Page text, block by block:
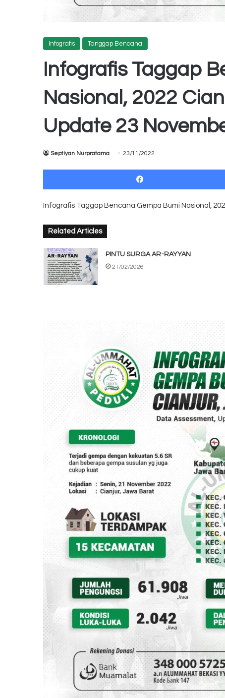
Infografis Tanggap Bencana
Infografis Taggap
Nasional, 2022
Update 23
Septiyan Nurpratama 23/11/2022
Infografis Taggap Bencana Gempa Bumi Nasional,
Related Articles
PINTU SURGA AR-RAYYAN
21/02/2026